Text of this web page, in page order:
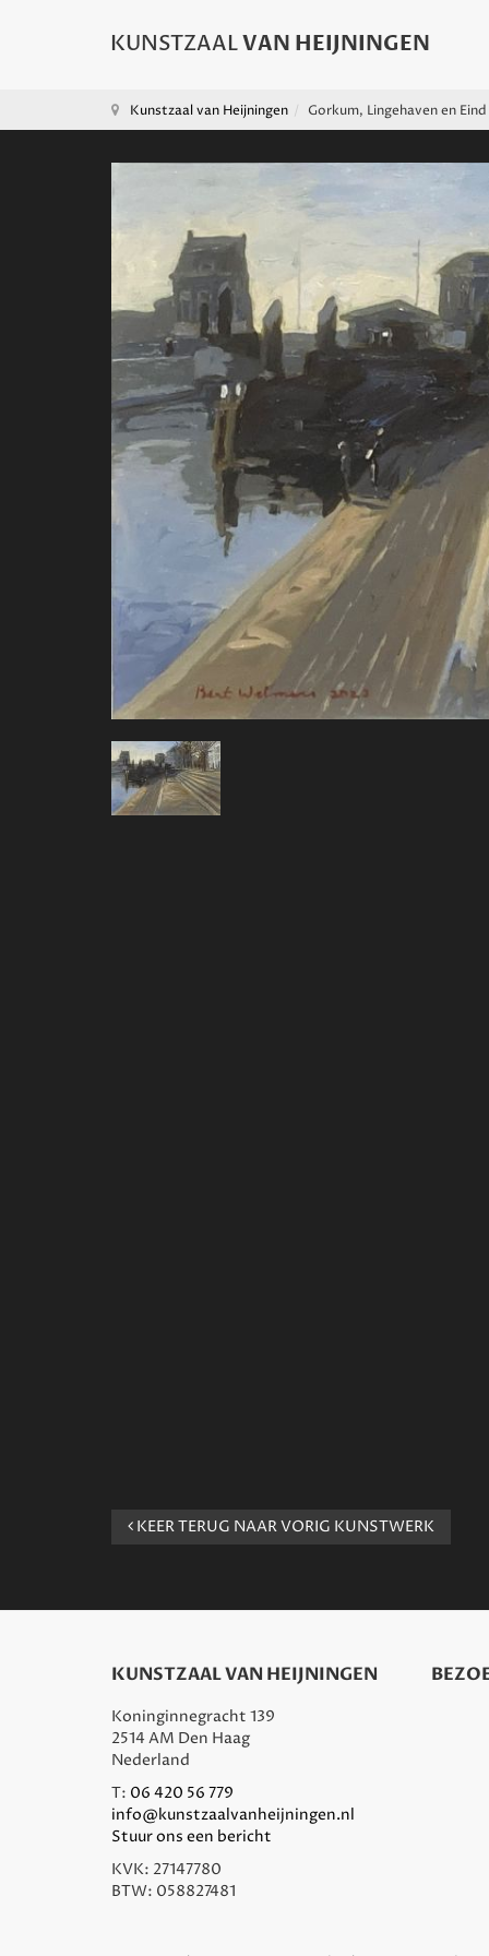
Kunstzaal van Heijningen Gorkum, Lingehaven en Eind
KEER TERUG NAAR VORIG KUNSTWERK
KUNSTZAAL VAN HEIJNINGEN
Koninginnegracht 139
2514 AM Den Haag
Nederland
T: 06 420 56 779
info@kunstzaalvanheijningen.nl
Stuur ons een bericht
KVK: 27147780
BTW: 058827481